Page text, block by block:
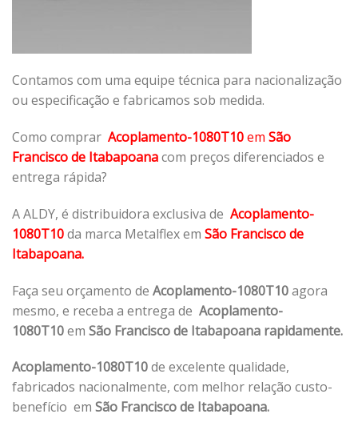
Contamos com uma equipe técnica para nacionalização
ou especificação e fabricamos sob medida.
Como comprar Acoplamento-1080T10em São
Francisco de Itabapoanacom preços diferenciados e
entrega rápida?
A ALDY, é distribuidora exclusiva de Acoplamento-
1080T10da marca Metalflex em São Francisco de
Itabapoana.
Faça seu orçamento de Acoplamento-1080T10agora
mesmo, e receba a entrega de Acoplamento-
1080T10em São Francisco de Itabapoana rapidamente.
Acoplamento-1080T10de excelente qualidade,
fabricados nacionalmente, com melhor relação custo-
benefício em São Francisco de Itabapoana.